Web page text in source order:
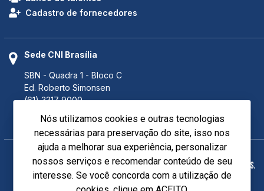
Cadastro de fornecedores
Sede CNI Brasília
SBN - Quadra 1 - Bloco C
Ed. Roberto Simonsen
(61) 3317 9000
Brasília - DF CEP 70040-903
Nós utilizamos cookies e outras tecnologias
necessárias para preservação do site, isso nos
ajuda a melhorar sua experiência, personalizar
nossos serviços e recomendar conteúdo de seu
interesse. Se você concorda com a utilização de